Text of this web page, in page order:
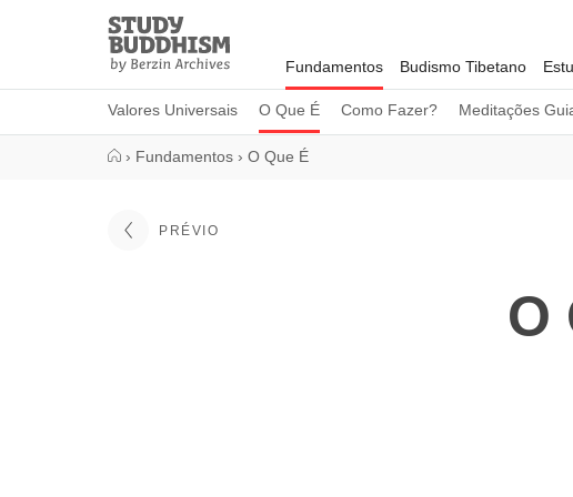
Study
Buddhism
Home
Fundamentos
Valores Universais O Que É Como Fazer? Meditações
Budismo Tibetano
› Fundamentos › O Que É
PRÉVIO
O